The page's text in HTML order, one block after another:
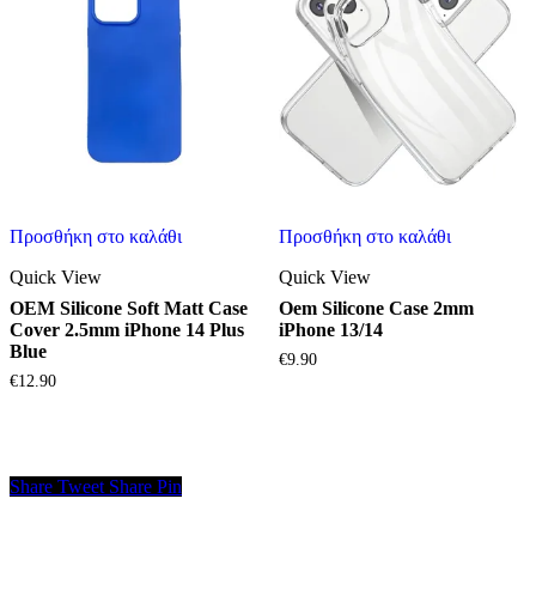
Προσθήκη στο καλάθι
Quick View
OEM Silicone Soft Matt Case
Cover 2.5mm iPhone 14 Plus
Blue
€12.90
Προσθήκη στο καλάθι
Quick View
Oem Silicone Case 2mm
iPhone 13/14
€9.90
Share Tweet Share Pin